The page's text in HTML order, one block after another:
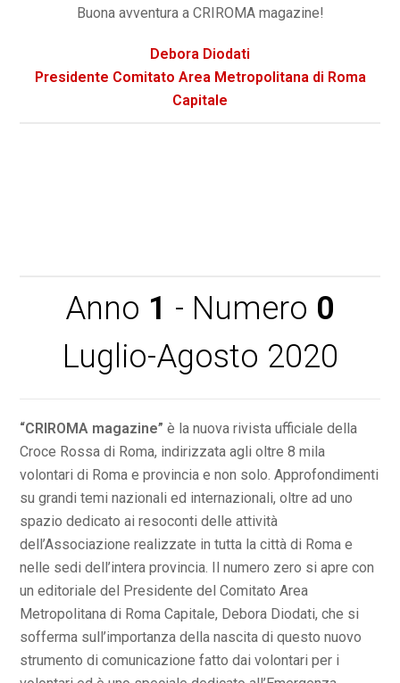
Buona avventura a CRIROMA magazine!
Debora Diodati
Presidente Comitato Area Metropolitana di Roma
Capitale
Anno 1 - Numero 0
Luglio-Agosto 2020
“CRIROMA magazine” è la nuova rivista ufficiale della
Croce Rossa di Roma, indirizzata agli oltre 8 mila
volontari di Roma e provincia e non solo. Approfondimenti
su grandi temi nazionali ed internazionali, oltre ad uno
spazio dedicato ai resoconti delle attività
dell’Associazione realizzate in tutta la città di Roma e
nelle sedi dell’intera provincia. Il numero zero si apre con
un editoriale del Presidente del Comitato Area
Metropolitana di Roma Capitale, Debora Diodati, che si
sofferma sull’importanza della nascita di questo nuovo
strumento di comunicazione fatto dai volontari per i